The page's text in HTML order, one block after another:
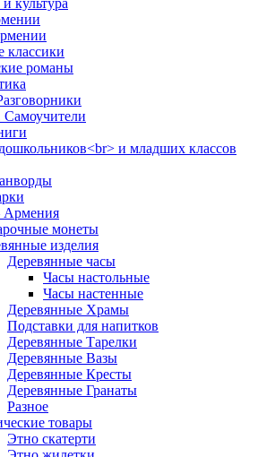
культура
классики
романы
и младших классов
Армения
монеты
изделия
Деревянные часы
Часы настольные
Часы настенные
Деревянные Храмы
Подставки для напитков
Деревянные Тарелки
Деревянные Вазы
Деревянные Кресты
Деревянные Гранаты
Разное
товары
Этно скатерти